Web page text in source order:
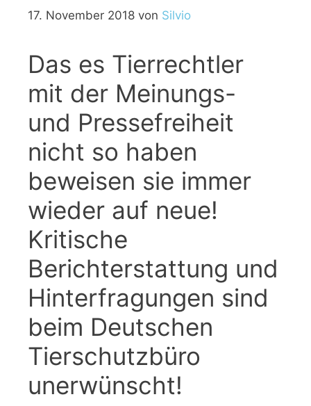
17. November 2018 von Silvio
Das es Tierrechtler
mit der Meinungs-
und Pressefreiheit
nicht so haben
beweisen sie immer
wieder auf neue!
Kritische
Berichterstattung und
Hinterfragungen sind
beim Deutschen
Tierschutzbüro
unerwünscht!